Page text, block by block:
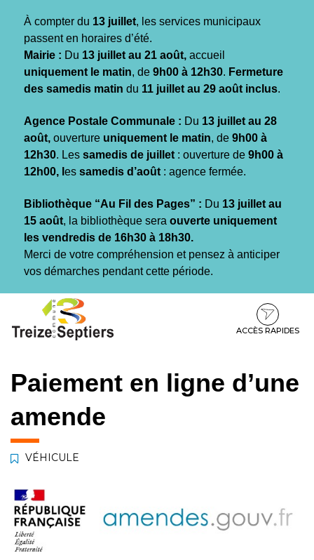
À compter du 13 juillet, les services municipaux
passent en horaires d’été.
Mairie : Du 13 juillet au 21 août, accueil
uniquement le matin, de 9h00 à 12h30. Fermeture
des samedis matin du 11 juillet au 29 août inclus.
Agence Postale Communale : Du 13 juillet au 28
août, ouverture uniquement le matin, de 9h00 à
12h30. Les samedis de juillet : ouverture de 9h00 à
12h00, l es samedis d’août : agence fermée.
Bibliothèque “Au Fil des Pages” : Du 13 juillet au
15 août, la bibliothèque sera ouverte uniquement
les vendredis de 16h30 à 18h30.
Merci de votre compréhension et pensez à anticiper
vos démarches pendant cette période.
contenu
pied
ACCÈS RAPIDES
Paiement en ligne d’une
amende
VÉHICULE